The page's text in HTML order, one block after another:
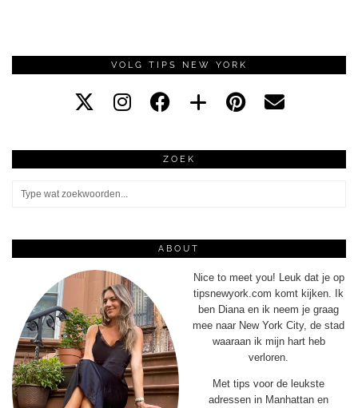
VOLG TIPS NEW YORK
ZOEK
ABOUT
Nice to meet you! Leuk dat je op
tipsnewyork.com komt kijken. Ik
ben Diana en ik neem je graag
mee naar New York City, de stad
waaraan ik mijn hart heb
verloren.
Met tips voor de leukste
adressen in Manhattan en